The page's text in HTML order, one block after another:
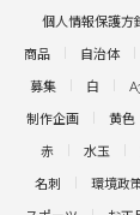
個人情報保護方
商品 自治体
募集 白
制作企画 黄色
赤 水玉
名刺 環境政